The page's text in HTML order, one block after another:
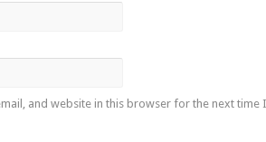
and website in this browser for the next time